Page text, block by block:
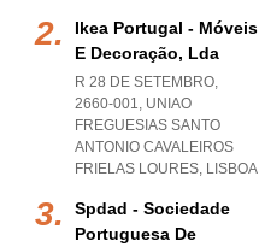
Ikea Portugal - Móveis
E Decoração, Lda
R 28 DE SETEMBRO,
2660-001, UNIAO
FREGUESIAS SANTO
ANTONIO CAVALEIROS
FRIELAS LOURES, LISBOA
Spdad - Sociedade
Portuguesa De